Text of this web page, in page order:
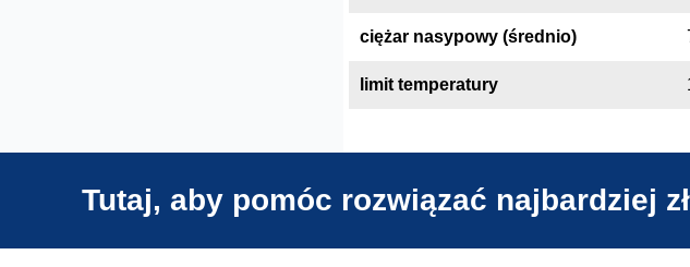
ciężar nasypowy (średnio)
limit temperatury
Tutaj, aby pomóc rozwiązać najbardziej